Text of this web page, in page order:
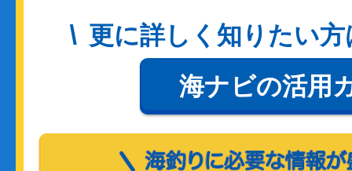
更に詳しく知りたい
海ナビの活用